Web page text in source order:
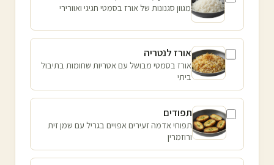
מגוון סגנונות של אורז בסמטי חגיגי ואוורירי
אורז לנטריה
אורז בסמטי מבושל עם אטריות שחומות בתיבול
ביתי
תפודים
תפוחי אדמה זעירים אפויים בגריל עם שמן זית
ורוזמרין